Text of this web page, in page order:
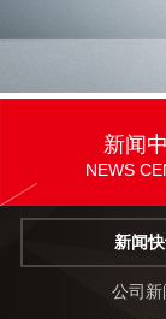
新闻
NEWS
新闻
公司新